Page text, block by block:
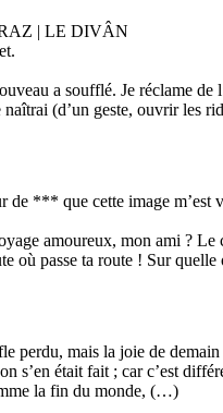
| LE DIVÂN
a soufflé. Je réclame
(d’un geste, ouvrir les
de *** que cette image
amoureux, mon ami ?
où passe ta route ! Sur
perdu, mais la joie de
s’en était fait ; car c’est
la fin du monde, (…)